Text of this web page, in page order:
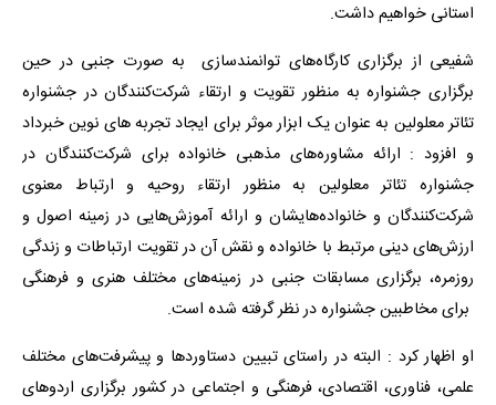
استانی خواهیم داشت.
شفیعی از برگزاری کارگاه‌های توانمندسازی به صورت جنبی در حین
برگزاری جشنواره به منظور تقویت و ارتقاء شرکت‌کنندگان در جشنواره
تئاتر معلولین به عنوان یک ابزار موثر برای ایجاد تجربه‌ های نوین خبرداد
و افزود : ارائه مشاوره‌های مذهبی خانواده برای شرکت‌کنندگان در
جشنواره تئاتر معلولین به منظور ارتقاء روحیه و ارتباط معنوی
شرکت‌کنندگان و خانواده‌هایشان و ارائه آموزش‌هایی در زمینه اصول و
ارزش‌های دینی مرتبط با خانواده و نقش آن در تقویت ارتباطات و زندگی
روزمره، برگزاری مسابقات جنبی در زمینه‌های مختلف هنری و فرهنگی
برای مخاطبین جشنواره در نظر گرفته شده است.
او اظهار کرد : البته در راستای تبیین دستاوردها و پیشرفت‌های مختلف
علمی، فناوری، اقتصادی، فرهنگی و اجتماعی در کشور برگزاری اردوهای